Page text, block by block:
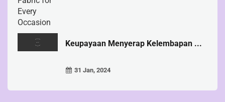
Keupayaan Menyerap Kelembapan ...
31 Jan, 2024